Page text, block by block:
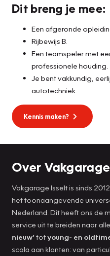
Dit breng je mee:
Een afgeronde
Rijbewijs B.
Een teamspeler met
professionele houding.
Je bent vakkundig,
autotechniek.
Kennis maken?
Over
Vakgarage Isselt is sinds
het toonaangevende
Nederland. Dit heeft ons de
service uit te breiden naar
nieuw’totyoung- en
scala aan klanten: van